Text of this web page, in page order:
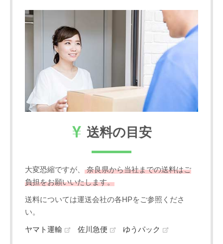
送料の目安
大変恐縮ですが、 奈良県から当社までの送料はご
負担をお願いいたします。
送料については運送会社の各HPをご参照くださ
い。
ヤマト運輸 佐川急便 ゆうパック